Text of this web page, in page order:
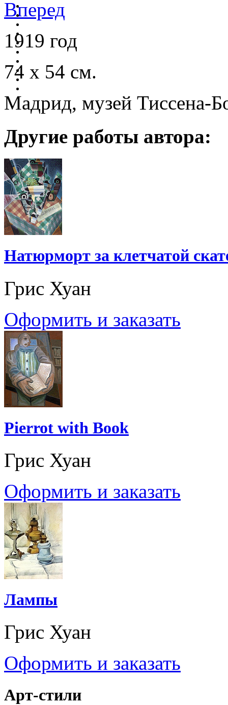
Вперед
1919 год
74 х 54 см.
Мадрид, музей Тиссена-
Другие работы автора:
Натюрморт за клетчатой
Грис Хуан
Оформить и заказать
Pierrot with Book
Грис Хуан
Оформить и заказать
Лампы
Грис Хуан
Оформить и заказать
Арт-стили